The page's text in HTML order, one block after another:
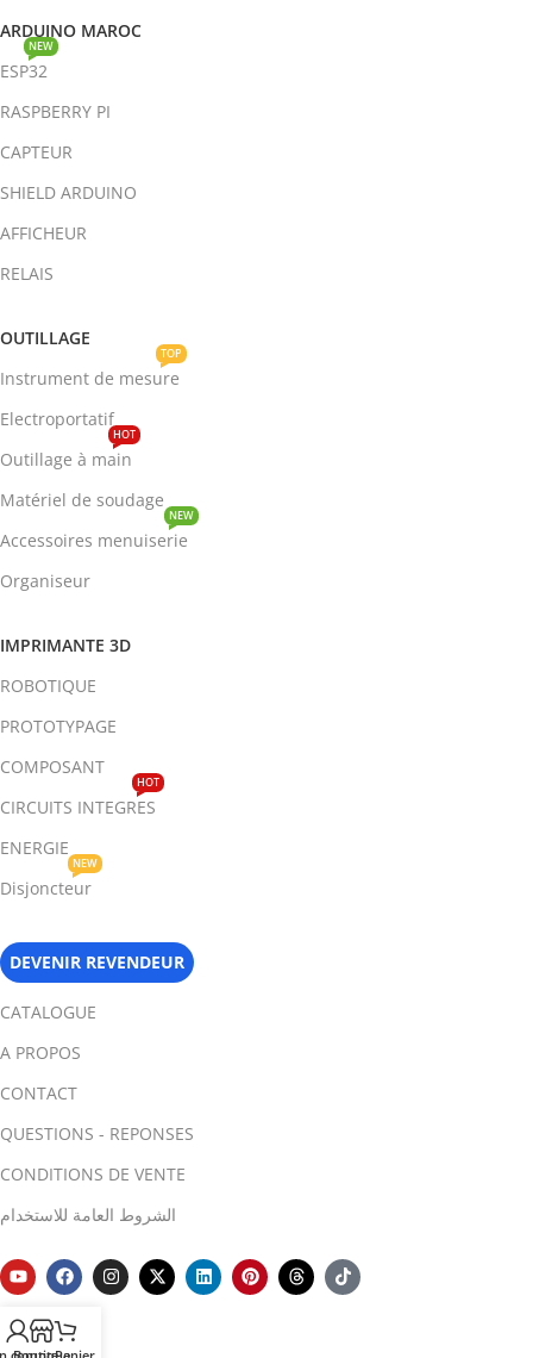
ARDUINO MAROC
ESP32
NEW
RASPBERRY PI
CAPTEUR
SHIELD ARDUINO
AFFICHEUR
RELAIS
OUTILLAGE
Instrument de mesure
TOP
Electroportatif
Outillage à main
HOT
Matériel de soudage
Accessoires menuiserie
NEW
Organiseur
IMPRIMANTE 3D
ROBOTIQUE
PROTOTYPAGE
COMPOSANT
CIRCUITS INTEGRES
HOT
ENERGIE
Disjoncteur
NEW
DEVENIR REVENDEUR
CATALOGUE
A PROPOS
CONTACT
QUESTIONS - REPONSES
CONDITIONS DE VENTE
الشروط العامة للاستخدام